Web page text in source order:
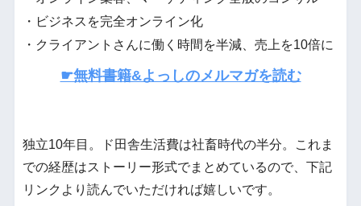
・ビジネスを完全オンライン化
・クライアントさんに働く時間を半減、売上を10倍に
☛無料書籍&よっしのメルマガを読む
独立10年目。ド田舎生活費は社畜時代の半分。これま
での経歴はストーリー形式でまとめているので、下記
リンクより読んでいただければ嬉しいです。